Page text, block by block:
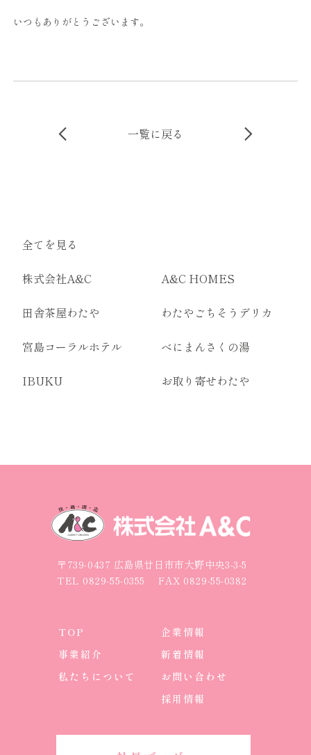
いつもありがとうございます。
一覧に戻る
全てを見る
株式会社A&C A&C HOMES
田舎茶屋わたや わたやごちそうデリカ
宮島コーラルホテル べにまんさくの湯
IBUKU お取り寄せわたや
〒739-0437 広島県廿日市市大野中央3-3-5
TEL 0829-55-0355 FAX 0829-55-0382
TOP
事業紹介
私たちについて
企業情報
新着情報
お問い合わせ
採用情報